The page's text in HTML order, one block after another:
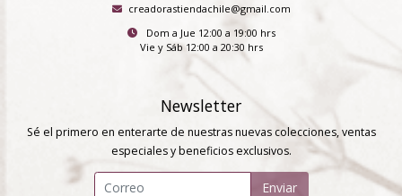
creadorastiendachile@gmail.com
Dom a Jue 12:00 a 19:00 hrs
Vie y Sáb 12:00 a 20:30 hrs
Newsletter
Sé el primero en enterarte de nuestras nuevas colecciones, ventas
especiales y beneficios exclusivos.
Enviar